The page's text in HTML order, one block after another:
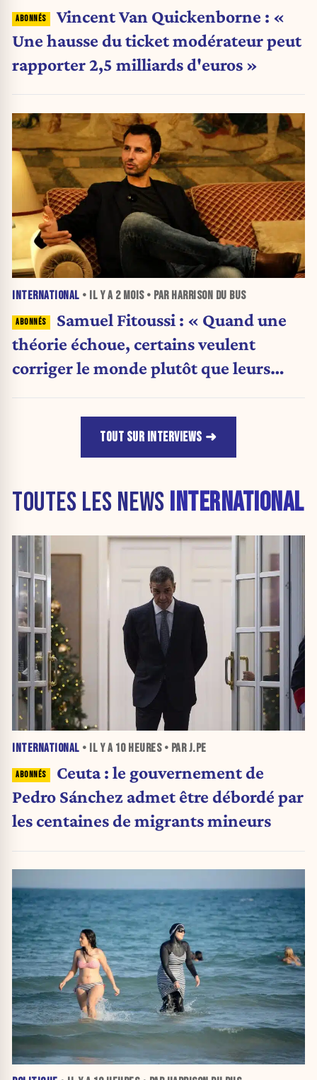
Vincent Van Quickenborne : «
Une hausse du ticket modérateur peut
rapporter 2,5 milliards d'euros »
INTERNATIONAL • IL Y A 2 MOIS• PAR HARRISON DU BUS
Samuel Fitoussi : « Quand une
théorie échoue, certains veulent
corriger le monde plutôt que leurs
TOUT SUR INTERVIEWS
TOUTES LES NEWS INTERNATIONAL
INTERNATIONAL • IL Y A 10 HEURES• PAR J.PE
Ceuta : le gouvernement de
Pedro Sánchez admet être débordé par
les centaines de migrants mineurs